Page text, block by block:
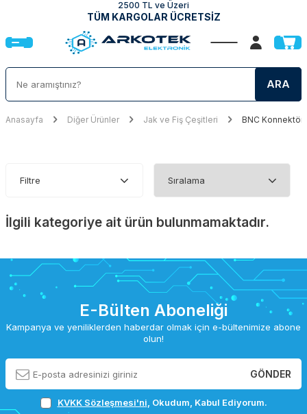
2500 TL ve Üzeri
TÜM KARGOLAR ÜCRETSİZ
ARA
Anasayfa Diğer Ürünler Jak ve Fiş Çeşitleri BNC Konnektör
Filtre
İlgili kategoriye ait ürün bulunmamaktadır.
E-Bülten Aboneliği
Kampanya ve yeniliklerden haberdar olmak için e-bültenimize abone
olun!
GÖNDER
KVKK Sözleşmesi'ni , Okudum, Kabul Ediyorum.